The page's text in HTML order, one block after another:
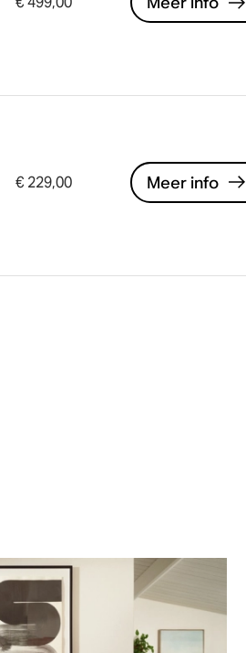
€ 229,00 Meer info